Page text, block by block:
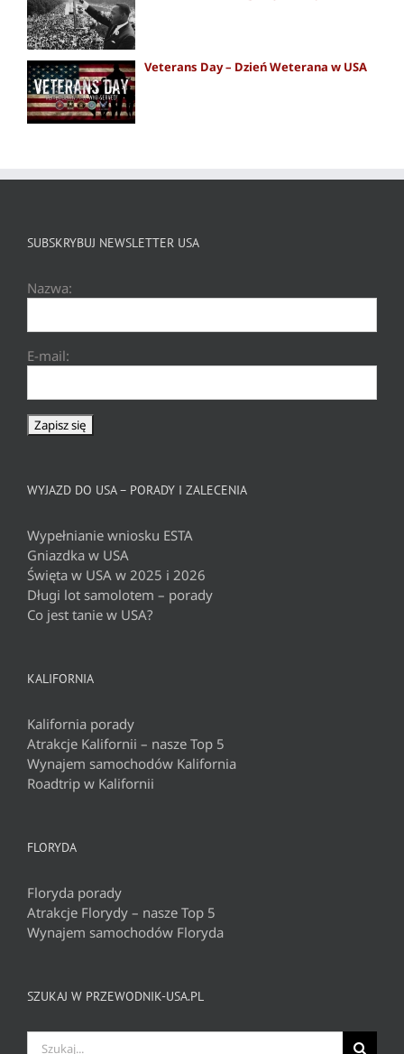
Veterans Day – Dzień Weterana w USA
SUBSKRYBUJ NEWSLETTER USA
Nazwa:
E-mail:
WYJAZD DO USA – PORADY I ZALECENIA
Wypełnianie wniosku ESTA
Gniazdka w USA
Święta w USA w 2025 i 2026
Długi lot samolotem – porady
Co jest tanie w USA?
KALIFORNIA
Kalifornia porady
Atrakcje Kalifornii – nasze Top 5
Wynajem samochodów Kalifornia
Roadtrip w Kalifornii
FLORYDA
Floryda porady
Atrakcje Florydy – nasze Top 5
Wynajem samochodów Floryda
SZUKAJ W PRZEWODNIK-USA.PL
Szukaj